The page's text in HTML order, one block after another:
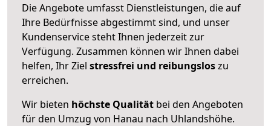
Die Angebote umfasst Dienstleistungen, die auf
Ihre Bedürfnisse abgestimmt sind, und unser
Kundenservice steht Ihnen jederzeit zur
Verfügung. Zusammen können wir Ihnen dabei
helfen, Ihr Ziel stressfrei und reibungsloszu
erreichen.
Wir bieten höchste Qualität bei den Angeboten
für den Umzug von Hanau nach Uhlandshöhe.